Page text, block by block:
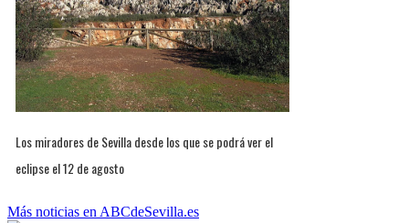
Los miradores de Sevilla desde los que se podrá ver el
eclipse el 12 de agosto
Más noticias en ABCdeSevilla.es